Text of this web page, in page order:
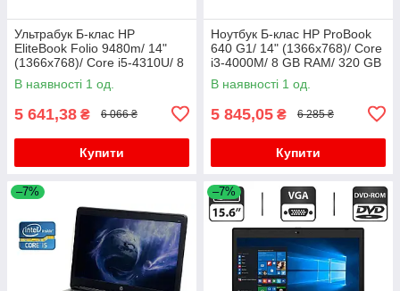
Ультрабук Б-клас HP
EliteBook Folio 9480m/ 14"
(1366x768)/ Core i5-4310U/ 8
GB RAM/ 180 GB SSD/ HD
4400
В наявності 1 од.
5 641,38 ₴ 6 066 ₴
Купити
Ноутбук Б-клас HP ProBook
640 G1/ 14" (1366x768)/ Core
i3-4000M/ 8 GB RAM/ 320 GB
HDD/ HD Graphic 4600
В наявності 1 од.
5 845,05 ₴ 6 285 ₴
Купити
–7% –7%